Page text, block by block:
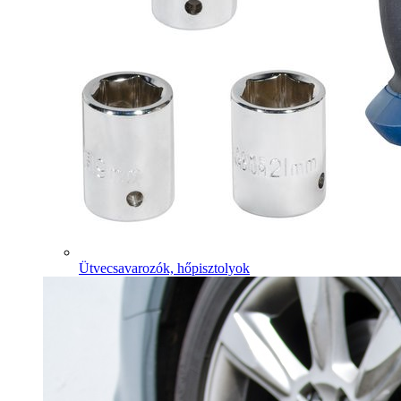
Ütvecsavarozók, hőpisztolyok